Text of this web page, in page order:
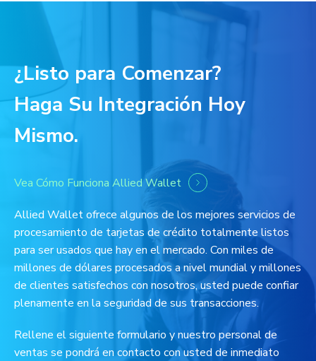
¿Listo para Comenzar?
Haga Su Integración Hoy
Mismo.
Vea Cómo Funciona Allied Wallet
Allied Wallet ofrece algunos de los mejores servicios de
procesamiento de tarjetas de crédito totalmente listos
para ser usados que hay en el mercado. Con miles de
millones de dólares procesados a nivel mundial y millones
de clientes satisfechos con nosotros, usted puede confiar
plenamente en la seguridad de sus transacciones.
Rellene el siguiente formulario y nuestro personal de
ventas se pondrá en contacto con usted de inmediato